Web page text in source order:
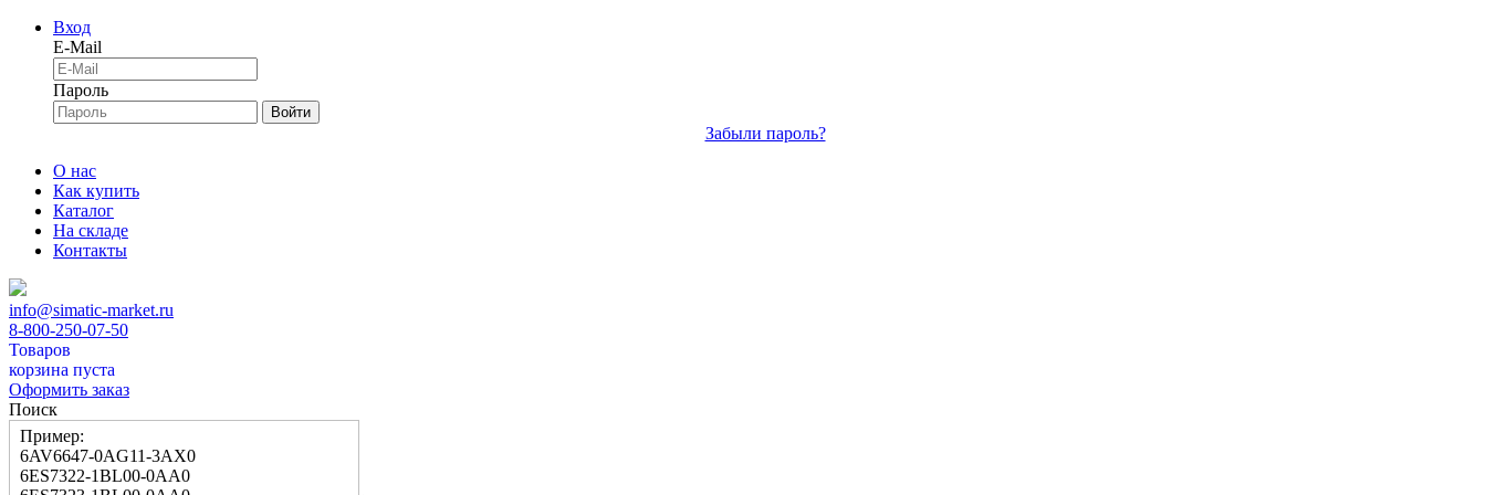
Вход
E-Mail
Пароль
Войти
Забыли пароль?
О нас
Как купить
Каталог
На складе
Контакты
info@simatic-market.ru
8-800-250-07-50
Товаров
корзина пуста
Оформить заказ
Поиск
Пример:
6AV6647-0AG11-3AX0
6ES7322-1BL00-0AA0